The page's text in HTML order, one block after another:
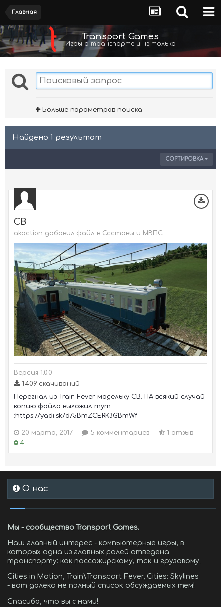
Главная
Transport Games
Игры о транспорте и не только
Больше параметров поиска
Найдено 1 результат
СОРТИРОВКА
CB
akaction добавил файл в Составы и МВПС
Версия 1.0.0
1 409 скачиваний
Перегнал из Train Fever модельку СВ. НА всякий случай
копию файла выложил тут
:https://yadi.sk/d/5BmZCERK3GBmWf
20 марта, 2017 5 комментариев
1 отзыв
4
О нас
Мы - сообщество Transport Games.
Наш главный интерес - компьютерные игры, в
которых одна из главных ролей отведена
транспорту: как пассажирскому, так и грузовому.
Cities in Motion, Train\Transport Fever, Cities: Skylines
- вот далеко не полный список обсуждаемых тем!
Спасибо, что вы с нами!